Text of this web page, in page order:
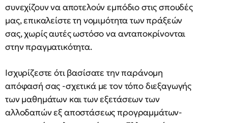
συνεχίζουν να αποτελούν εμπόδιο στις σπουδές
μας, επικαλείστε τη νομιμότητα των πράξεών
σας, χωρίς αυτές ωστόσο να ανταποκρίνονται
στην πραγματικότητα.
Ισχυρίζεστε ότι βασίσατε την παράνομη
απόφασή σας -σχετικά με τον τόπο διεξαγωγής
των μαθημάτων και των εξετάσεων των
αλλοδαπών εξ αποστάσεως προγραμμάτων-